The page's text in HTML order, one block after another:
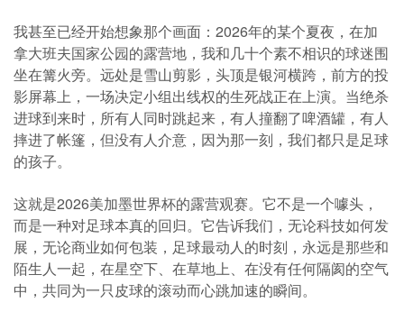
我甚至已经开始想象那个画面：2026年的某个夏夜，在加
拿大班夫国家公园的露营地，我和几十个素不相识的球迷围
坐在篝火旁。远处是雪山剪影，头顶是银河横跨，前方的投
影屏幕上，一场决定小组出线权的生死战正在上演。当绝杀
进球到来时，所有人同时跳起来，有人撞翻了啤酒罐，有人
摔进了帐篷，但没有人介意，因为那一刻，我们都只是足球
的孩子。
这就是2026美加墨世界杯的露营观赛。它不是一个噱头，
而是一种对足球本真的回归。它告诉我们，无论科技如何发
展，无论商业如何包装，足球最动人的时刻，永远是那些和
陌生人一起，在星空下、在草地上、在没有任何隔阂的空气
中，共同为一只皮球的滚动而心跳加速的瞬间。